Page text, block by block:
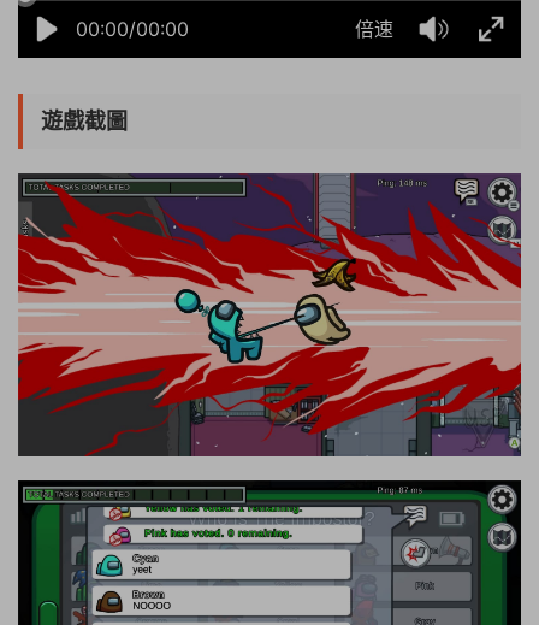
00:00/00:00 倍速
遊戲截圖